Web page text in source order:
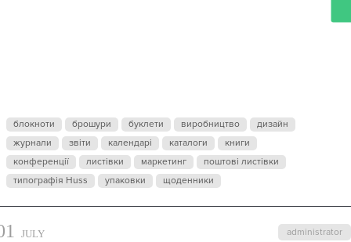
ВИСТАВКИ
І ДИЗАЙНУ
блокноти брошури буклети виробництво
дизайн
журнали
звіти календарі каталоги
книги
конференції
листівки маркетинг
поштові листівки
типографія Huss
упаковки щоденники
administrator
JULY